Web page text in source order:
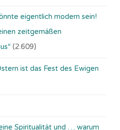
eigentlich modern sein!
zeitgemäßen
(2.609)
ist das Fest des Ewigen
Spiritualität und … warum